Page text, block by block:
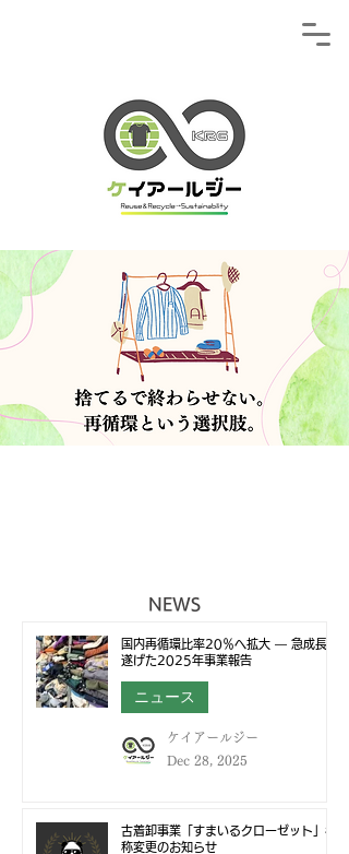
NEWS
国内再循環比率20％へ拡大 ― 急成長を
遂げた2025年事業報告
ニュース
ケイアールジー
Dec 28, 2025
古着卸事業「すまいるクローゼット」名
称変更のお知らせ